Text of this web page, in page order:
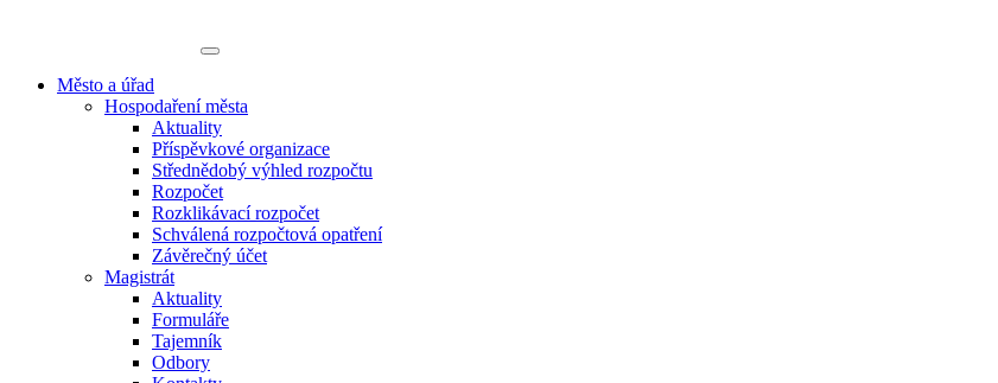
Město a úřad
Hospodaření města
Aktuality
Příspěvkové organizace
Střednědobý výhled rozpočtu
Rozpočet
Rozklikávací rozpočet
Schválená rozpočtová opatření
Závěrečný účet
Magistrát
Aktuality
Formuláře
Tajemník
Odbory